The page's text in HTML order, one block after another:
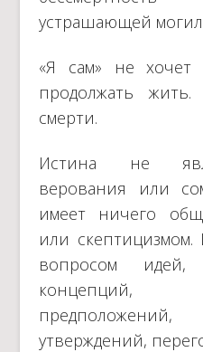
устрашающей
«Я сам» не хочет
продолжать
смерти.
Истина не
верования или
имеет ничего
или скептицизмом.
вопросом
концепций,
утверждений,